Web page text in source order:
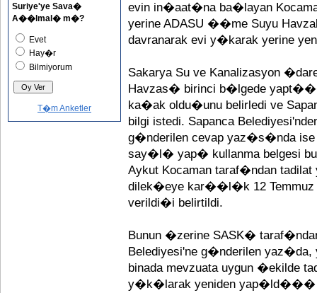
Suriye'ye Sava�
A��lmal� m�?
Evet
Hay�r
Bilmiyorum
T�m Anketler
evin in�aat�na ba�layan
yerine ADASU ��me Suyu
davranarak evi y�karak yerine
Sakarya Su ve Kanalizasyon
Havzas� birinci b�lgede
ka�ak oldu�unu belirledi ve
bilgi istedi. Sapanca
g�nderilen cevap yaz�s�nda
say�l� yap� kullanma belgesi
Aykut Kocaman taraf�ndan
dilek�eye kar��l�k 12 Temmuz
verildi�i belirtildi.
Bunun �zerine SASK�
Belediyesi'ne g�nderilen
binada mevzuata uygun
y�k�larak yeniden yap�ld���